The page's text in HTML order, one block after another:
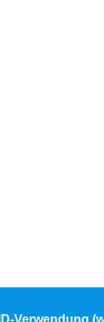
Verwendung